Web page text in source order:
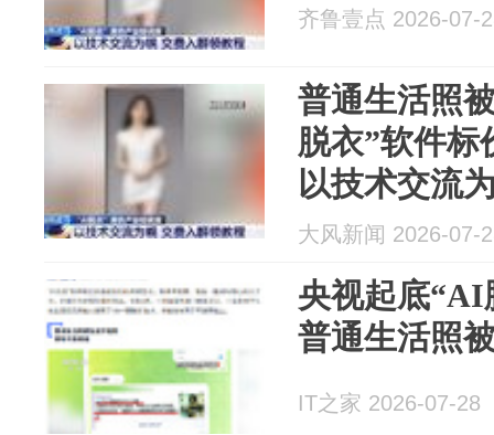
齐鲁壹点 2026-07-
普通生活照
脱衣”软件标
以技术交流
费入群购买
衣”黑色产业
大风新闻 2026-07-
央视起底“AI
普通生活照
IT之家 2026-07-28